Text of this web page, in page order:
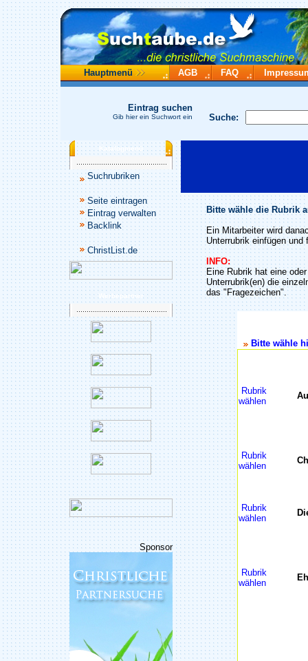
Hauptmenü AGB FAQ
Suche:
Eintrag suchen
Gib hier ein Suchwort ein
Katalogmenü
Suchrubriken
Seite eintragen
Eintrag verwalten
Backlink
ChristList.de
Werbepartner
Sponsor
Bitte wähle die Rubrik
Ein Mitarbeiter wird
Unterrubrik einfügen und
INFO:
Eine Rubrik hat eine
Unterrubrik(en) die
das "Fragezeichen".
Bitte wähle
Rubrik
wählen
Rubrik
wählen
Rubrik
wählen
Rubrik
wählen